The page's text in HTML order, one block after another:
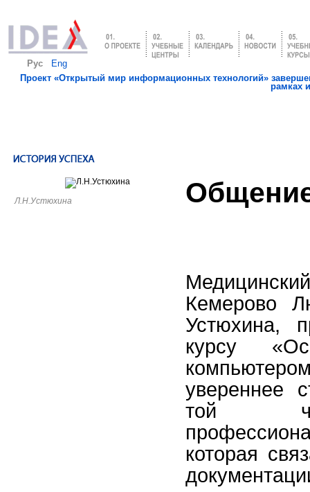
Рус
Eng
Проект «Открытый мир информационных технологий»
рамках
Л.Н.Устюхина
Кемерово
Устюхина,
курсу
увереннее
той
которая